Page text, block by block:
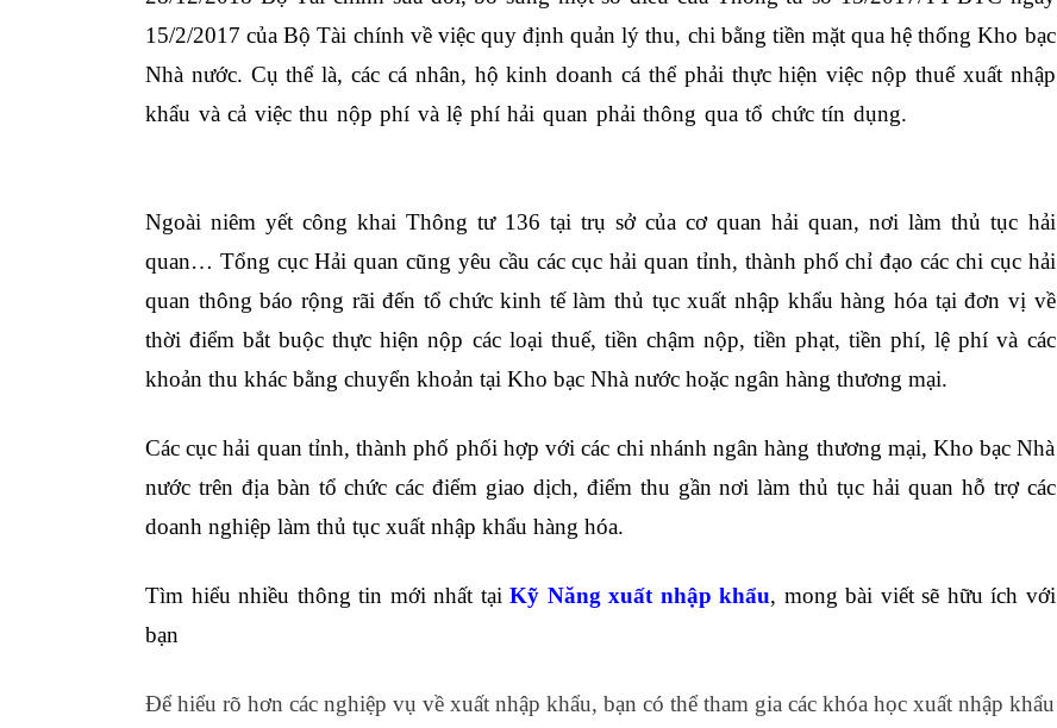
15/2/2017 của Bộ Tài chính về việc quy định quản lý thu, chi bằng tiền mặt qua hệ thống Kho bạc
Nhà nước. Cụ thể là, các cá nhân, hộ kinh doanh cá thể phải thực hiện việc nộp thuế xuất nhập
khẩu và cả việc thu nộp phí và lệ phí hải quan phải thông qua tổ chức tín dụng.
Ngoài niêm yết công khai Thông tư 136 tại trụ sở của cơ quan hải quan, nơi làm thủ tục hải
quan… Tổng cục Hải quan cũng yêu cầu các cục hải quan tỉnh, thành phố chỉ đạo các chi cục hải
quan thông báo rộng rãi đến tổ chức kinh tế làm thủ tục xuất nhập khẩu hàng hóa tại đơn vị về
thời điểm bắt buộc thực hiện nộp các loại thuế, tiền chậm nộp, tiền phạt, tiền phí, lệ phí và các
khoản thu khác bằng chuyển khoản tại Kho bạc Nhà nước hoặc ngân hàng thương mại.
Các cục hải quan tỉnh, thành phố phối hợp với các chi nhánh ngân hàng thương mại, Kho bạc Nhà
nước trên địa bàn tổ chức các điểm giao dịch, điểm thu gần nơi làm thủ tục hải quan hỗ trợ các
doanh nghiệp làm thủ tục xuất nhập khẩu hàng hóa.
Tìm hiểu nhiều thông tin mới nhất tại Kỹ Năng xuất nhập khẩu, mong bài viết sẽ hữu ích với
bạn
Để hiểu rõ hơn các nghiệp vụ về xuất nhập khẩu, bạn có thể tham gia các khóa học xuất nhập khẩu